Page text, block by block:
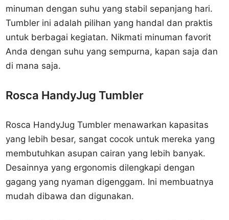
minuman dengan suhu yang stabil sepanjang hari.
Tumbler ini adalah pilihan yang handal dan praktis
untuk berbagai kegiatan. Nikmati minuman favorit
Anda dengan suhu yang sempurna, kapan saja dan
di mana saja.
Rosca HandyJug Tumbler
Rosca HandyJug Tumbler menawarkan kapasitas
yang lebih besar, sangat cocok untuk mereka yang
membutuhkan asupan cairan yang lebih banyak.
Desainnya yang ergonomis dilengkapi dengan
gagang yang nyaman digenggam. Ini membuatnya
mudah dibawa dan digunakan.